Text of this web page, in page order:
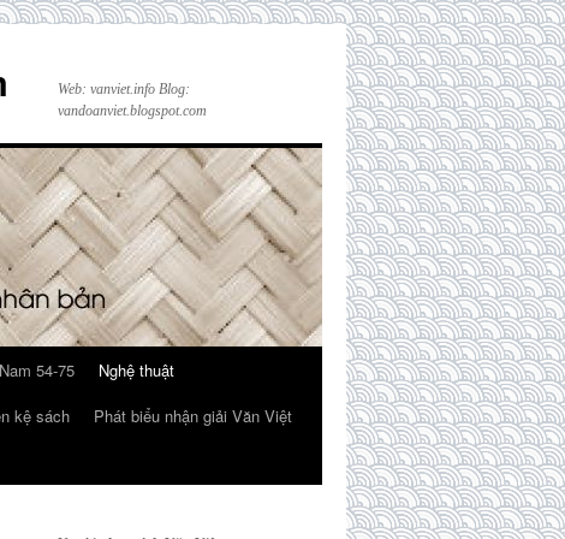
Web: vanviet.info Blog:
vandoanviet.blogspot.com
54-75
Nghệ thuật
kệ sách
Phát biểu nhận giải Văn Việt